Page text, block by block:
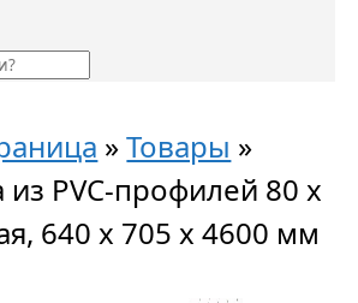
»Товары »
PVC-профилей 80 х
640 х 705 х 4600 мм